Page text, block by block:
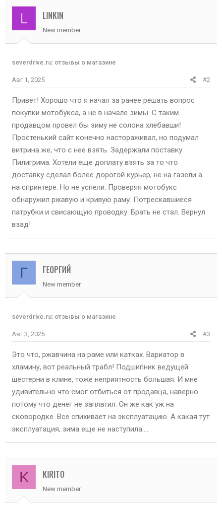
L LINKIN
New member
severdrive.ru: отзывы о магазине
Авг 1, 2025 #2
Привет! Хорошо что я начал за ранее решать вопрос
покупки мотобукса, а не в начале зимы. С таким
продавцом провел бы зиму не солона хлебавши!
Простенький сайт конечно настораживал, но подумал
витрина же, что с нее взять. Задержали поставку
Пилигрима. Хотели еще доплату взять за то что
доставку сделал более дорогой курьер, не на газели а
на спринтере. Но не успели. Проверяя мотобукс
обнаружил ржавую и кривую раму. Потрескавшиеся
патрубки и свисающую проводку. Брать не стал. Вернул
взад!
Г ГЕОРГИЙ
New member
severdrive.ru: отзывы о магазине
Авг 3, 2025 #3
Это что, ржавчина на раме или катках. Вариатор в
хламину, вот реальный трабл! Подшипник ведущей
шестерни в клине, тоже неприятность большая. И мне
удивительно что смог отбиться от продавца, наверно
потому что денег не заплатил. Он же как уж на
сковородке. Все спихивает на эксплуатацию. А какая тут
эксплуатация, зима еще не наступила.....
K KIRITO
New member